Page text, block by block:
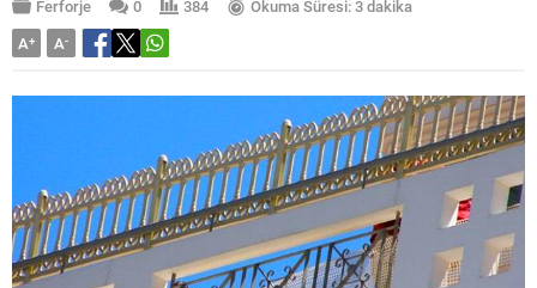
Ferforje 0 384
Okuma Süresi: 3 dakika
A+ A-